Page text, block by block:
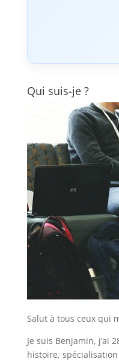
Qui suis-je ?
Salut à tous ceux qui
Je suis Benjamin, j’ai
histoire,